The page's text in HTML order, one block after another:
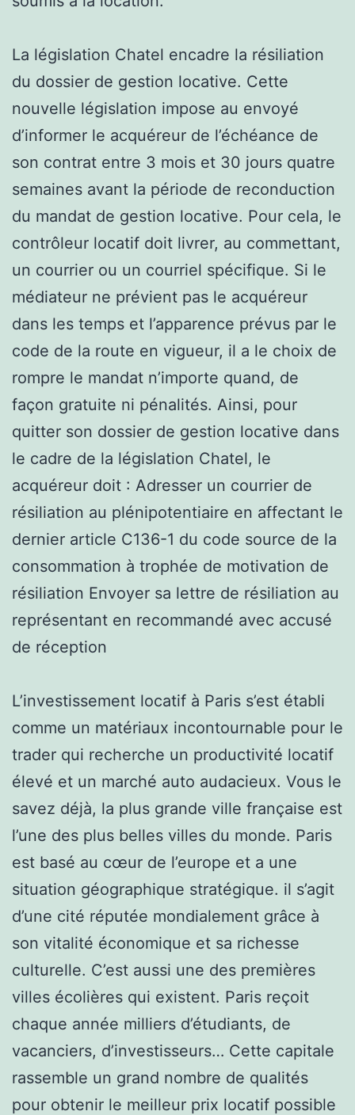
La législation Chatel encadre la résiliation
du dossier de gestion locative. Cette
nouvelle législation impose au envoyé
d’informer le acquéreur de l’échéance de
son contrat entre 3 mois et 30 jours quatre
semaines avant la période de reconduction
du mandat de gestion locative. Pour cela, le
contrôleur locatif doit livrer, au commettant,
un courrier ou un courriel spécifique. Si le
médiateur ne prévient pas le acquéreur
dans les temps et l’apparence prévus par le
code de la route en vigueur, il a le choix de
rompre le mandat n’importe quand, de
façon gratuite ni pénalités. Ainsi, pour
quitter son dossier de gestion locative dans
le cadre de la législation Chatel, le
acquéreur doit : Adresser un courrier de
résiliation au plénipotentiaire en affectant le
dernier article C136-1 du code source de la
consommation à trophée de motivation de
résiliation Envoyer sa lettre de résiliation au
représentant en recommandé avec accusé
de réception
L’investissement locatif à Paris s’est établi
comme un matériaux incontournable pour le
trader qui recherche un productivité locatif
élevé et un marché auto audacieux. Vous le
savez déjà, la plus grande ville française est
l’une des plus belles villes du monde. Paris
est basé au cœur de l’europe et a une
situation géographique stratégique. il s’agit
d’une cité réputée mondialement grâce à
son vitalité économique et sa richesse
culturelle. C’est aussi une des premières
villes écolières qui existent. Paris reçoit
chaque année milliers d’étudiants, de
vacanciers, d’investisseurs… Cette capitale
rassemble un grand nombre de qualités
pour obtenir le meilleur prix locatif possible